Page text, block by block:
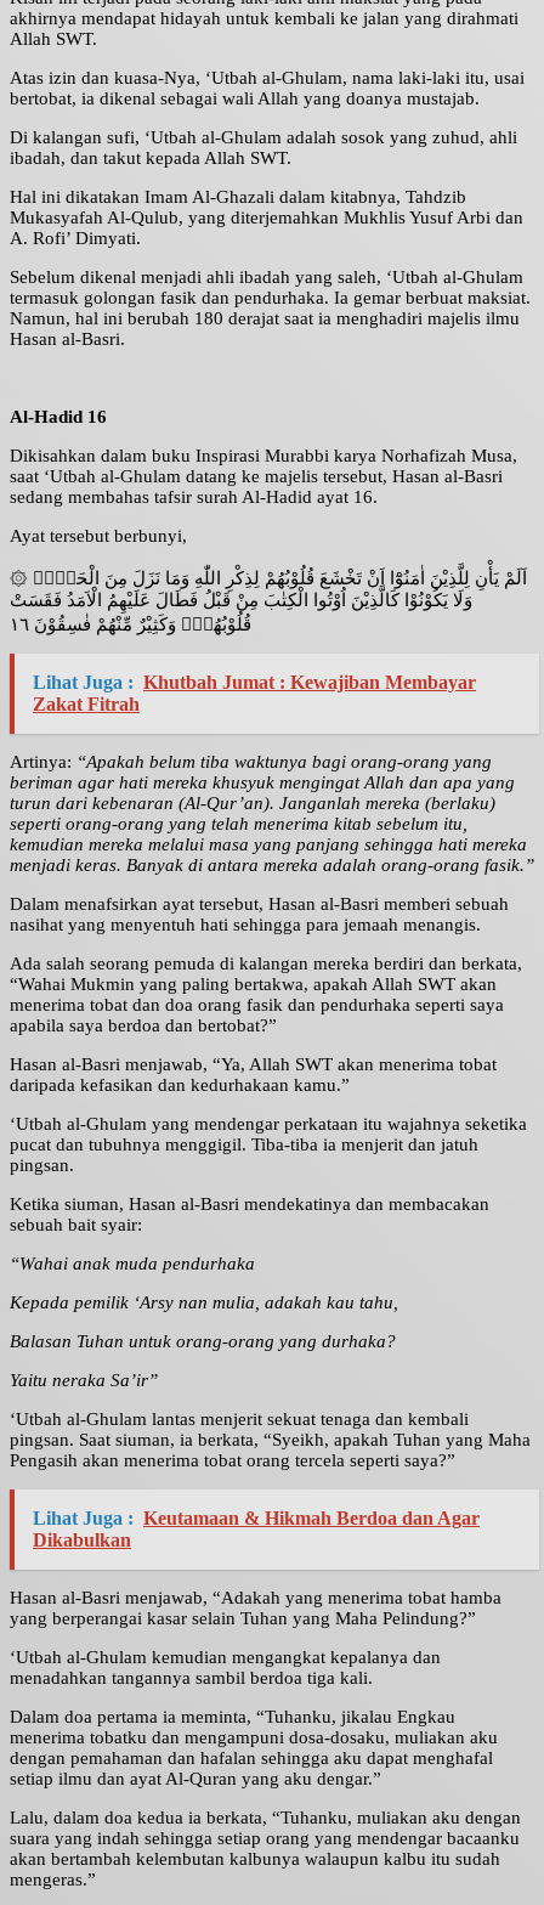
akhirnya mendapat hidayah untuk kembali ke jalan yang dirahmati
Allah SWT.
Atas izin dan kuasa-Nya, ‘Utbah al-Ghulam, nama laki-laki itu, usai
bertobat, ia dikenal sebagai wali Allah yang doanya mustajab.
Di kalangan sufi, ‘Utbah al-Ghulam adalah sosok yang zuhud, ahli
ibadah, dan takut kepada Allah SWT.
Hal ini dikatakan Imam Al-Ghazali dalam kitabnya, Tahdzib
Mukasyafah Al-Qulub, yang diterjemahkan Mukhlis Yusuf Arbi dan
A. Rofi’ Dimyati.
Sebelum dikenal menjadi ahli ibadah yang saleh, ‘Utbah al-Ghulam
termasuk golongan fasik dan pendurhaka. Ia gemar berbuat maksiat.
Namun, hal ini berubah 180 derajat saat ia menghadiri majelis ilmu
Hasan al-Basri.
Al-Hadid 16
Dikisahkan dalam buku Inspirasi Murabbi karya Norhafizah Musa,
saat ‘Utbah al-Ghulam datang ke majelis tersebut, Hasan al-Basri
sedang membahas tafsir surah Al-Hadid ayat 16.
Ayat tersebut berbunyi,
۞ اَلَمْ يَأْنِ لِلَّذِيْنَ اٰمَنُوْٓا اَنْ تَخْشَعَ قُلُوْبُهُمْ لِذِكْرِ اللّٰهِ وَمَا نَزَلَ مِنَ الْحَقِّۙ
وَلَا يَكُوْنُوْا كَالَّذِيْنَ اُوْتُوا الْكِتٰبَ مِنْ قَبْلُ فَطَالَ عَلَيْهِمُ الْاَمَدُ فَقَسَتْ
قُلُوْبُهُمْۗ وَكَثِيْرٌ مِّنْهُمْ فٰسِقُوْنَ ١٦
Lihat Juga : Khutbah Jumat : Kewajiban Membayar
Zakat Fitrah
Artinya: “Apakah belum tiba waktunya bagi orang-orang yang
beriman agar hati mereka khusyuk mengingat Allah dan apa yang
turun dari kebenaran (Al-Qur’an). Janganlah mereka (berlaku)
seperti orang-orang yang telah menerima kitab sebelum itu,
kemudian mereka melalui masa yang panjang sehingga hati mereka
menjadi keras. Banyak di antara mereka adalah orang-orang fasik.”
Dalam menafsirkan ayat tersebut, Hasan al-Basri memberi sebuah
nasihat yang menyentuh hati sehingga para jemaah menangis.
Ada salah seorang pemuda di kalangan mereka berdiri dan berkata,
“Wahai Mukmin yang paling bertakwa, apakah Allah SWT akan
menerima tobat dan doa orang fasik dan pendurhaka seperti saya
apabila saya berdoa dan bertobat?”
Hasan al-Basri menjawab, “Ya, Allah SWT akan menerima tobat
daripada kefasikan dan kedurhakaan kamu.”
‘Utbah al-Ghulam yang mendengar perkataan itu wajahnya seketika
pucat dan tubuhnya menggigil. Tiba-tiba ia menjerit dan jatuh
pingsan.
Ketika siuman, Hasan al-Basri mendekatinya dan membacakan
sebuah bait syair:
“Wahai anak muda pendurhaka
Kepada pemilik ‘Arsy nan mulia, adakah kau tahu,
Balasan Tuhan untuk orang-orang yang durhaka?
Yaitu neraka Sa’ir”
‘Utbah al-Ghulam lantas menjerit sekuat tenaga dan kembali
pingsan. Saat siuman, ia berkata, “Syeikh, apakah Tuhan yang Maha
Pengasih akan menerima tobat orang tercela seperti saya?”
Lihat Juga : Keutamaan & Hikmah Berdoa dan Agar
Dikabulkan
Hasan al-Basri menjawab, “Adakah yang menerima tobat hamba
yang berperangai kasar selain Tuhan yang Maha Pelindung?”
‘Utbah al-Ghulam kemudian mengangkat kepalanya dan
menadahkan tangannya sambil berdoa tiga kali.
Dalam doa pertama ia meminta, “Tuhanku, jikalau Engkau
menerima tobatku dan mengampuni dosa-dosaku, muliakan aku
dengan pemahaman dan hafalan sehingga aku dapat menghafal
setiap ilmu dan ayat Al-Quran yang aku dengar.”
Lalu, dalam doa kedua ia berkata, “Tuhanku, muliakan aku dengan
suara yang indah sehingga setiap orang yang mendengar bacaanku
akan bertambah kelembutan kalbunya walaupun kalbu itu sudah
mengeras.”